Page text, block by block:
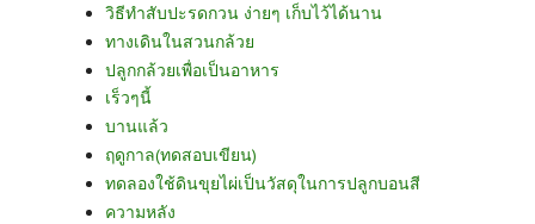
วิธีทำสับปะรดกวน ง่ายๆ เก็บไว้ได้นาน
ทางเดินในสวนกล้วย
ปลูกกล้วยเพื่อเป็นอาหาร
เร็วๆนี้
บานแล้ว
ฤดูกาล(ทดสอบเขียน)
ทดลองใช้ดินขุยไผ่เป็นวัสดุในการปลูกบอนสี
ความหลัง